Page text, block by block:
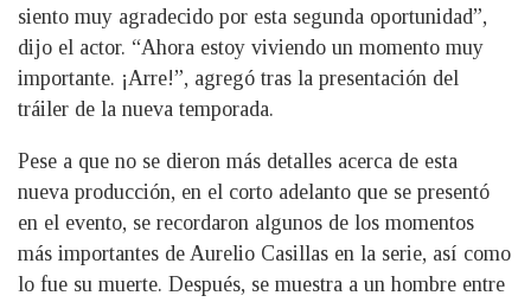
siento muy agradecido por esta segunda oportunidad”,
dijo el actor. “Ahora estoy viviendo un momento muy
importante. ¡Arre!”, agregó tras la presentación del
tráiler de la nueva temporada.
Pese a que no se dieron más detalles acerca de esta
nueva producción, en el corto adelanto que se presentó
en el evento, se recordaron algunos de los momentos
más importantes de Aurelio Casillas en la serie, así como
lo fue su muerte. Después, se muestra a un hombre entre